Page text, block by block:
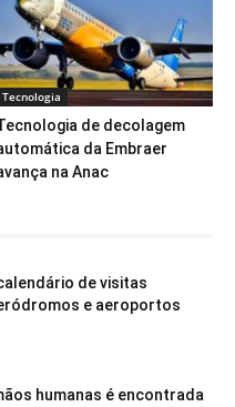
Tecnologia
de decolagem
da Embraer
na Anac
de visitas
e aeroportos
humanas é encontrada